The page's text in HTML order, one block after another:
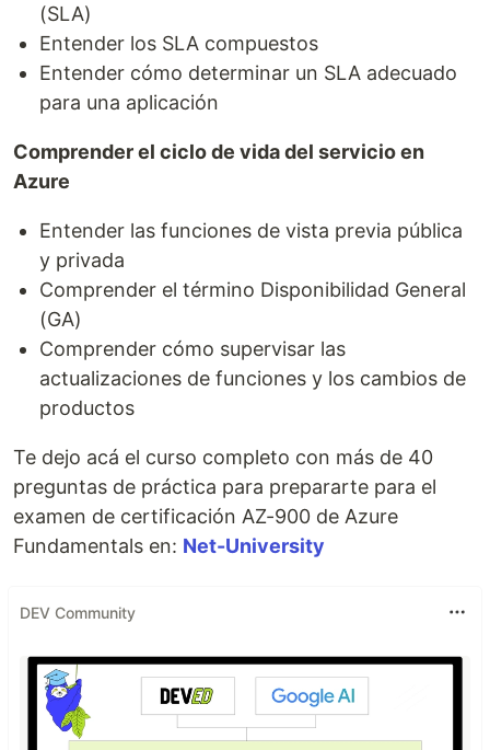
(SLA)
Entender los SLA compuestos
Entender cómo determinar un SLA adecuado
para una aplicación
Comprender el ciclo de vida del servicio en
Azure
Entender las funciones de vista previa pública
y privada
Comprender el término Disponibilidad General
(GA)
Comprender cómo supervisar las
actualizaciones de funciones y los cambios de
productos
Te dejo acá el curso completo con más de 40
preguntas de práctica para prepararte para el
examen de certificación AZ-900 de Azure
Fundamentals en: Net-University
DEV Community